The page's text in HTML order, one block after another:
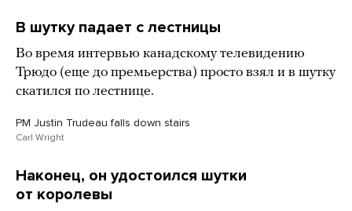
В шутку падает с лестницы
Во время интервью канадскому телевидению
Трюдо (еще до премьерства) просто взял и в шутку
скатился по лестнице.
PM Justin Trudeau falls down stairs
Carl Wright
Наконец, он удостоился шутки
от королевы